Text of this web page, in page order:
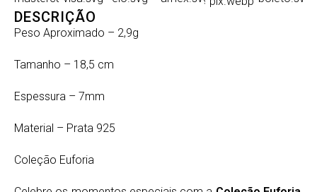
DESCRIÇÃO
Peso Aproximado – 2,9g
Tamanho – 18,5 cm
Espessura – 7mm
Material – Prata 925
Coleção Euforia